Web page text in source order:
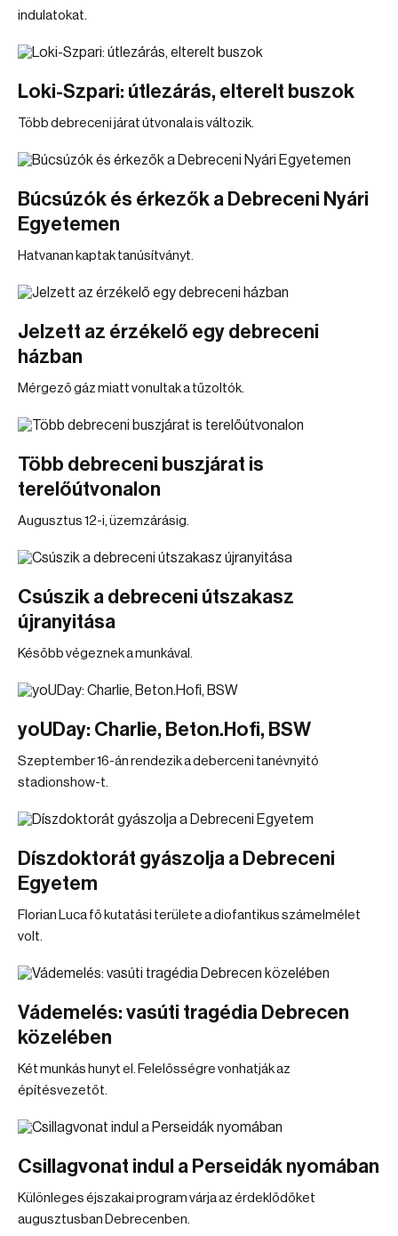
indulatokat.
Loki-Szpari: útlezárás, elterelt buszok
Több debreceni járat útvonala is változik.
Búcsúzók és érkezők a Debreceni Nyári
Egyetemen
Hatvanan kaptak tanúsítványt.
Jelzett az érzékelő egy debreceni
házban
Mérgező gáz miatt vonultak a tűzoltók.
Több debreceni buszjárat is
terelőútvonalon
Augusztus 12-i, üzemzárásig.
Csúszik a debreceni útszakasz
újranyitása
Később végeznek a munkával.
yoUDay: Charlie, Beton.Hofi, BSW
Szeptember 16-án rendezik a deberceni tanévnyitó
stadionshow-t.
Díszdoktorát gyászolja a Debreceni
Egyetem
Florian Luca fő kutatási területe a diofantikus számelmélet
volt.
Vádemelés: vasúti tragédia Debrecen
közelében
Két munkás hunyt el. Felelősségre vonhatják az
építésvezetőt.
Csillagvonat indul a Perseidák nyomában
Különleges éjszakai program várja az érdeklődőket
augusztusban Debrecenben.